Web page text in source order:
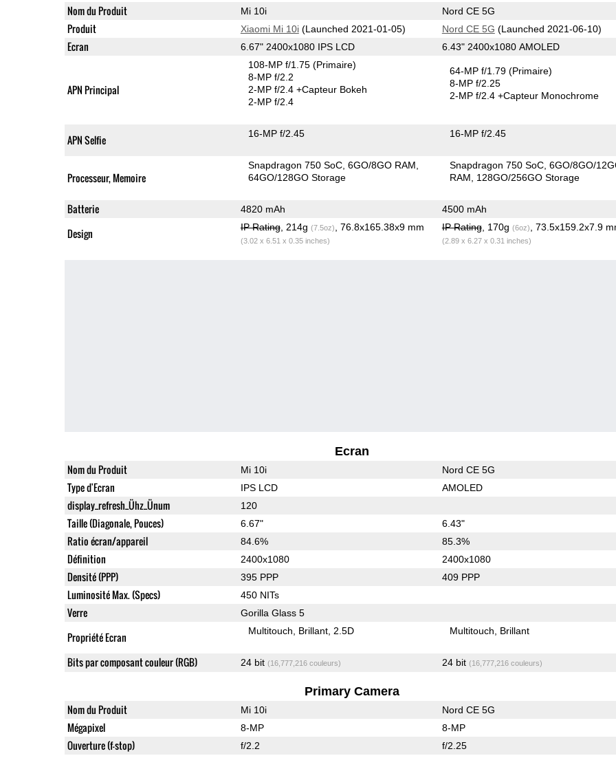
Nom du Produit Mi 10i Nord CE 5G
Produit Xiaomi Mi 10i(Launched 2021-01-05) Nord CE 5G (Launched 2021-06-10)
Ecran 6.67" 2400x1080 IPS LCD 6.43" 2400x1080 AMOLED
APN Principal
108-MP f/1.75(Primaire)
8-MP f/2.2
2-MP f/2.4+Capteur Bokeh
2-MP f/2.4
64-MP f/1.79(Primaire)
8-MP f/2.25
2-MP f/2.4+Capteur Monochrome
APN Selfie 16-MP f/2.45 16-MP f/2.45
Processeur, Memoire
Snapdragon 750 SoC 6GO/8GO RAM
64GO/128GO Storage
Snapdragon 750 SoC 6GO/8GO/
RAM
128GO/256GO Storage
Batterie 4820 mAh 4500 mAh
Design IP Rating, 214g (7.5oz) , 76.8x165.38x9 mm
(3.02 x 6.51 x 0.35 inches)
IP Rating, 170g (6oz) , 73.5x159.2x7.9
(2.89 x 6.27 x 0.31 inches)
Ecran
Nom du Produit Mi 10i Nord CE 5G
Type d'Ecran IPS LCD AMOLED
display_refresh_Ühz_Ünum 120
Taille (Diagonale, Pouces) 6.67" 6.43"
Ratio écran/appareil 84.6% 85.3%
Définition 2400x1080 2400x1080
Densité (PPP) 395 PPP 409 PPP
Luminosité Max. (Specs) 450 NITs
Verre Gorilla Glass 5
Propriété Ecran Multitouch Brillant 2.5D Multitouch Brillant
Bits par composant couleur (RGB) 24 bit (16,777,216 couleurs) 24 bit (16,777,216 couleurs)
Primary Camera
Nom du Produit Mi 10i Nord CE 5G
Mégapixel 8-MP 8-MP
Ouverture (f-stop) f/2.2 f/2.25